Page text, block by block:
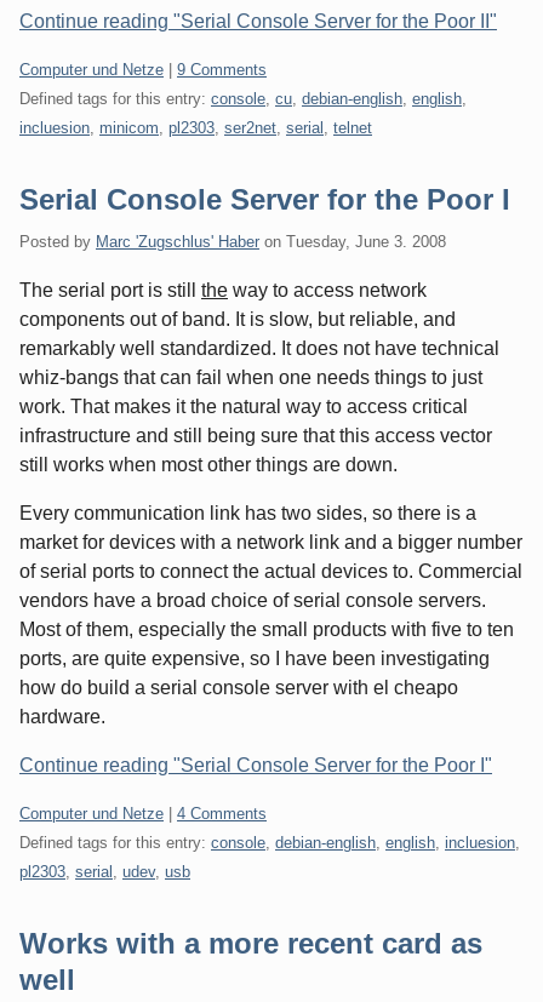
Continue reading "Serial Console Server for the Poor II"
Categories:
Computer und Netze
9 Comments
Defined tags for this entry: console cu debian-english english
incluesion minicom pl2303 ser2net serial telnet
Serial Console Server for the Poor I
Posted by Marc 'Zugschlus' Haber on Tuesday, June 3. 2008
The serial port is still the way to access network
components out of band. It is slow, but reliable, and
remarkably well standardized. It does not have technical
whiz-bangs that can fail when one needs things to just
work. That makes it the natural way to access critical
infrastructure and still being sure that this access vector
still works when most other things are down.
Every communication link has two sides, so there is a
market for devices with a network link and a bigger number
of serial ports to connect the actual devices to. Commercial
vendors have a broad choice of serial console servers.
Most of them, especially the small products with five to ten
ports, are quite expensive, so I have been investigating
how do build a serial console server with el cheapo
hardware.
Continue reading "Serial Console Server for the Poor I"
Categories:
Computer und Netze
4 Comments
Defined tags for this entry: console debian-english english incluesion
pl2303 serial udev, usb
Works with a more recent card as
well